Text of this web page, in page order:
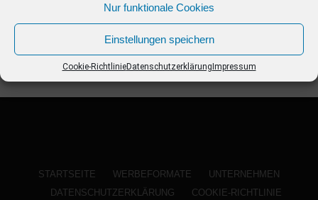
Nur funktionale Cookies
Einstellungen speichern
Cookie-RichtlinieDatenschutzerklärung Impressum
STARTSEITE WERBEFORMATE
UNTERNEHMEN
DATENSCHUTZERKLÄRUNG
COOKIE-RICHTLINIE